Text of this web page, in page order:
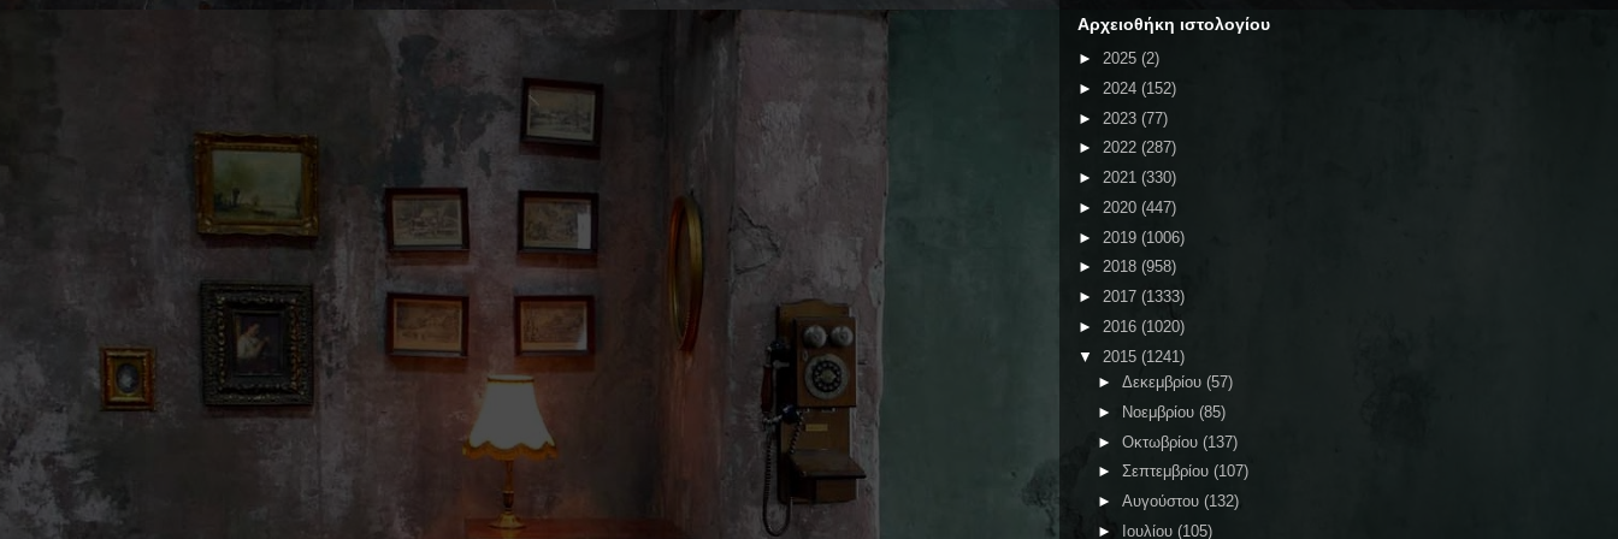
Αρχειοθήκη ιστολογίου
► 2025 (2)
► 2024 (152)
► 2023 (77)
► 2022 (287)
► 2021 (330)
► 2020 (447)
► 2019 (1006)
► 2018 (958)
► 2017 (1333)
► 2016 (1020)
▼ 2015 (1241)
► Δεκεμβρίου (57)
►
Νοεμβρίου (85)
► Οκτωβρίου (137)
► Σεπτεμβρίου (107)
► Αυγούστου (132)
►
Ιουλίου (105)